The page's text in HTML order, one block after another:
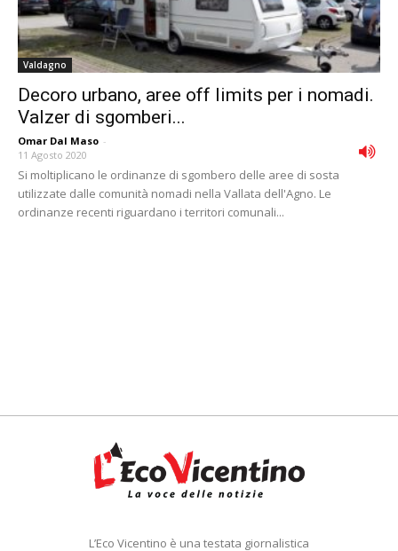
Valdagno
Decoro urbano, aree off limits per i nomadi.
Valzer di sgomberi...
Omar Dal Maso -
11 Agosto 2020
Si moltiplicano le ordinanze di sgombero delle aree di sosta
utilizzate dalle comunità nomadi nella Vallata dell'Agno. Le
ordinanze recenti riguardano i territori comunali...
L’Eco Vicentino è una testata giornalistica